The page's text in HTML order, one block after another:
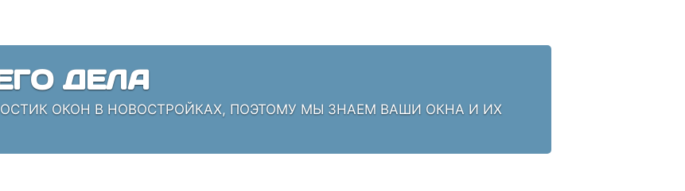
ДЕЛА
ОКОН В НОВОСТРОЙКАХ, ПОЭТОМУ МЫ ЗНАЕМ ВАШИ ОКНА И ИХ